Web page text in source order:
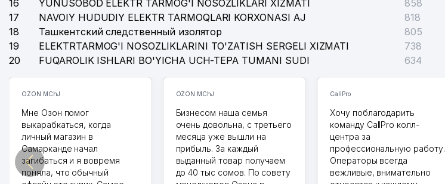
16
YUNUSOBOD ELEKTR TARMOG'I NOSOZLIKLARI XIZMATI
858
17
NAVOIY HUDUDIY ELEKTR TARMOQLARI KORXONASI AJ
818
18
Ташкентский следственный изолятор
805
19
ELEKTRTARMOG'I NOSOZLIKLARINI TO'ZATISH SERGELI XIZMATI
738
20
FUQAROLIK ISHLARI BO'YICHA UCH-TEPA TUMANI SUDI 634
OZON MChJ
Мне Озон помог
выкарабкаться, когда
личный магазин в
Самарканде начал
загибаться и я вовремя
поняла, что обычный
OZON MChJ
Бизнесом наша семья
очень довольна, с третьего
месяца уже вышли на
прибыль. За каждый
выданный товар получаем
до 40 тыс сомов. По совету
CallPro
Хочу поблагодарить
команду CallPro колл-
центра за
профессиональную работу.
Операторы всегда
вежливые, внимательно